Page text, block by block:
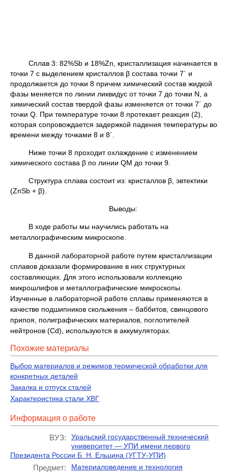
Сплав 3: 82%Sb и 18%Zn, кристаллизация начинается в
точки 7 с выделением кристаллов β состава точки 7´ и
продолжается до точки 8 причем химический состав жидкой
фазы меняется по линии ликвидус от точки 7 до точки N, а
химический состав твердой фазы изменяется от точки 7´ до
точки Q. При температуре точки 8 протекает реакция (2),
которая сопровождается задержкой падения температуры во
времени между точками 8 и 8´.
Ниже точки 8 проходит охлаждение с изменением
химического состава β по линии QM до точки 9.
Структура сплава состоит из: кристаллов β, эвтектики
(ZnSb + β).
Выводы:
В ходе работы мы научились работать на
металлографическим микроскопе.
В данной лабораторной работе путем кристаллизации
сплавов доказали формирование в них структурных
составляющих. Для этого использовали коллекцию
микрошлифов и металлографические микроскопы.
Изученные в лабораторной работе сплавы применяются в
качестве подшипников скольжения – баббитов, свинцового
припоя, полиграфических материалов, поглотителей
нейтронов (Cd), используются в аккумуляторах.
Похожие материалы
Выбор материалов и режимов термической обработки для
конкретных деталей
Закалка и отпуск сталей
Характеристика стали ХВГ
Информация о работе
ВУЗ:
Уральский государственный технический
университет — УПИ имени первого
Президента России Б. Н. Ельцина (УГТУ-УПИ)
Предмет:
Материаловедение и технология